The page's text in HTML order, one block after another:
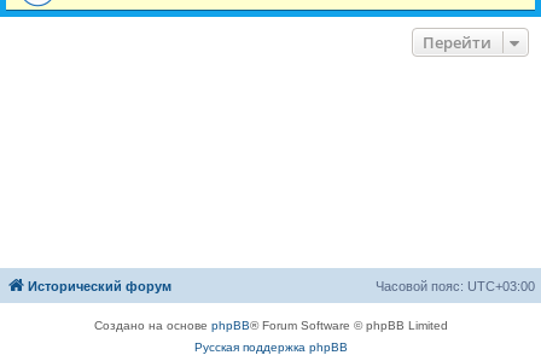
Перейти
Исторический форум Часовой пояс: UTC+03:00
Создано на основе phpBB® Forum Software © phpBB Limited
Русская поддержка phpBB